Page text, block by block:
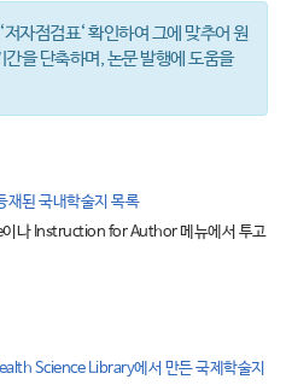
자점검표‘ 확인하여 그에 맞추어 원
을 단축하며, 논문 발행에 도움을
재된 국내학술지 목록
나 Instruction for Author 메뉴에서 투고
Science Library에서 만든 국제학술지